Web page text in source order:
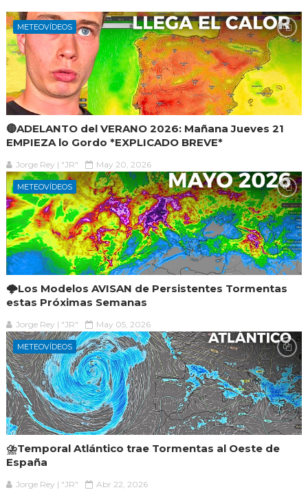
METEOVÍDEOS
🔴ADELANTO del VERANO 2026: Mañana Jueves 21
EMPIEZA lo Gordo *EXPLICADO BREVE*
Jorge Rey | "JR" May 20, 2026
METEOVÍDEOS
🌩️Los Modelos AVISAN de Persistentes Tormentas
estas Próximas Semanas
Jorge Rey | "JR" May 05, 2026
METEOVÍDEOS
⛈️Temporal Atlántico trae Tormentas al Oeste de
España
Jorge Rey | "JR" Abr 22, 2026